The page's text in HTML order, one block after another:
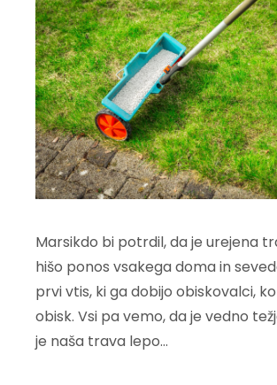
Marsikdo bi potrdil, da je urejena
hišo ponos vsakega doma in
prvi vtis, ki ga dobijo obiskovalci,
obisk. Vsi pa vemo, da je vedno
je naša trava lepo…